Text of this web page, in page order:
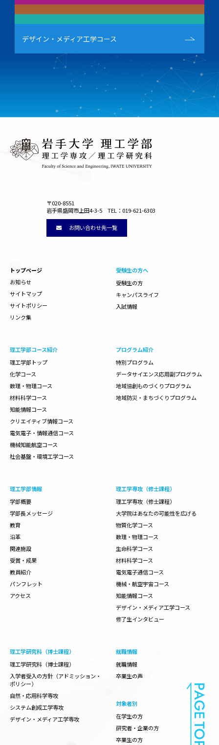
デザイン・メディア工学コース
〒020-8551
岩手県盛岡市上田4-3-5 TEL：019-621-6303
お問い合わせ先一覧
トップページ
お知らせ
サイトマップ
サイトポリシー
リンク集
受験生の方へ
受験生の方
キャンパスライフ
入試情報
理工学部コース紹介
理工学部トップ
化学コース
数理・物理コース
材料科学コース
知能情報コース
クリエイティブ情報コース
電気電子・情報通信コース
機械知能航空コース
社会基盤・環境工学コース
プログラム紹介
特別プログラム
データサイエンス応用副プログラム
地域協創ものづくりプログラム
地域防災・まちづくりプログラム
理工学部情報
学部概要
学部長メッセージ
教育
沿革
関連施設
受賞・成果
教員紹介
パンフレット
アクセス
理工学専攻（修士課程）
理工学専攻（修士課程）
大学院はあなたの可能性を広げる
物質化学コース
数理・物理コース
生命科学コース
材料科学コース
電気電子通信コース
機械・航空宇宙コース
知能情報コース
デザイン・メディア工学コース
修了生インタビュー
理工学研究科（博士課程）
理工学研究科（博士課程）
入学者受入の方針（アドミッション・
ポリシー）
自然・応用科学専攻
システム創成工学専攻
デザイン・メディア工学専攻
就職情報
就職情報
卒業生の声
対象者別
在学生の方
研究者・企業の方
卒業生の方